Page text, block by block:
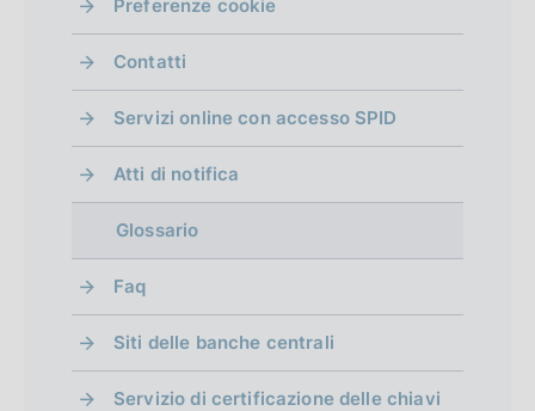
Preferenze cookie
Contatti
Servizi online con accesso SPID
Atti di notifica
Glossario
Faq
Siti delle banche centrali
Servizio di certificazione delle chiavi